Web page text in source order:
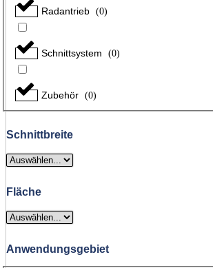
Radantrieb (0)
Schnittsystem (0)
Zubehör (0)
Schnittbreite
Fläche
Anwendungsgebiet